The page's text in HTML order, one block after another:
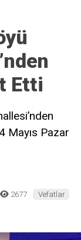
Etti
Mayıs Pazar
2677 Vefatlar